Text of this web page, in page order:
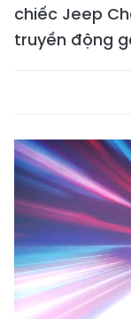
chiếc Jeep
truyền động